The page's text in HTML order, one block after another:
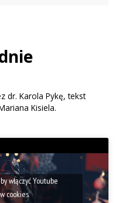
dr. Karola Pykę, tekst
Kisiela.
włączyć Youtube
cookies